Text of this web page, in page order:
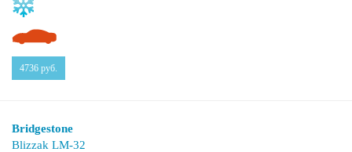
4736 руб.
Bridgestone
Blizzak LM-32